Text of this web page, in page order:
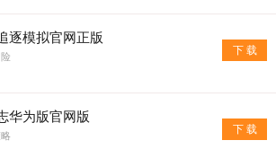
逐模拟官网正版
下 载
华为版官网版
下 载